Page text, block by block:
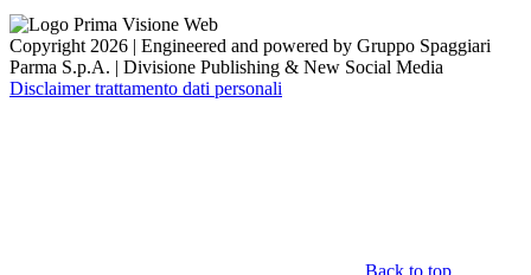
Copyright 2026 | Engineered and powered by Gruppo Spaggiari
Parma S.p.A. | Divisione Publishing & New Social Media
Disclaimer trattamento dati personali